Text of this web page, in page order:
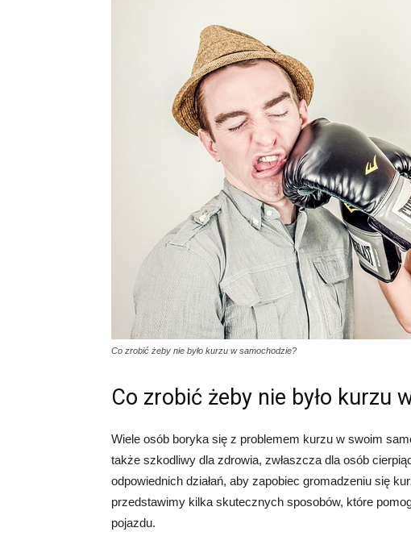
Co zrobić żeby nie było kurzu w samochodzie?
Co zrobić żeby nie było kurzu
Wiele osób boryka się z problemem kurzu w swoim
także szkodliwy dla zdrowia, zwłaszcza dla osób
odpowiednich działań, aby zapobiec gromadzeniu się
przedstawimy kilka skutecznych sposobów, które
pojazdu.